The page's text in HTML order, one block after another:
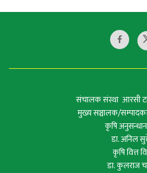
संचालक संस्था आरसी
मुख्य सञ्चालक/सम्पादकः
कृषि अनुसन्धान
डा. अनिल
कृषि वित्त
डा. कुलराज